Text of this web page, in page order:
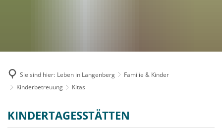
Sie sind hier: Leben in Langenberg
Familie & Kinder
Kinderbetreuung
Kitas
Kitas
KINDERTAGESSTÄTTEN